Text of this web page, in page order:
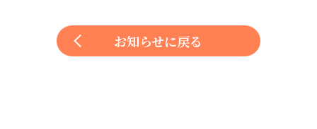
お知らせに戻る